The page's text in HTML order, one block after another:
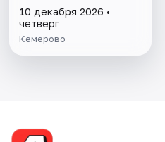
10 декабря 2026 •
четверг
Кемерово